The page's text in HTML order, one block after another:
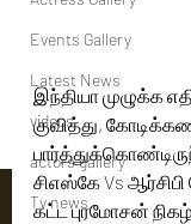
Events Gallery
Latest News
videos
actors gallery
Tv news
இந்தியா முழுக்க
குவித்து,
சிஎஸ்கே Vs
கட்ட புரமோசன்